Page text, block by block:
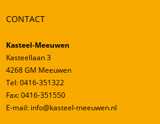
CONTACT
Kasteel-Meeuwen
Kasteellaan 3
4268 GM Meeuwen
Tel: 0416-351322
Fax: 0416-351550
E-mail: info@kasteel-meeuwen.nl